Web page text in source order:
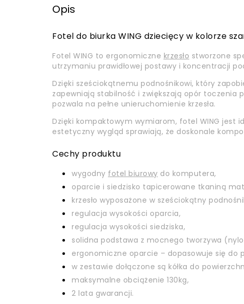
Opis
Fotel do biurka WING dziecięcy w kolorze
Fotel WING to ergonomiczne krzesło stworzone
utrzymaniu prawidłowej postawy i koncentracji
Dzięki sześciokątnemu podnośnikowi, który
zapewniają stabilność i zwiększają opór
pozwala na pełne unieruchomienie krzesła.
Dzięki kompaktowym wymiarom, fotel WING jest
estetyczny wygląd sprawiają, że doskonale
Cechy produktu
wygodny fotel biurowy do komputera,
oparcie i siedzisko tapicerowane tkaniną
krzesło wyposażone w sześciokątny
regulacja wysokości oparcia,
regulacja wysokości siedziska,
solidna podstawa z mocnego tworzywa
ergonomiczne oparcie – dopasowuje się do
w zestawie dołączone są kółka do
maksymalne obciążenie 130kg,
2 lata gwarancji.